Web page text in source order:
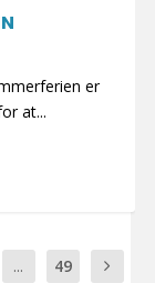
er
at...
... 49